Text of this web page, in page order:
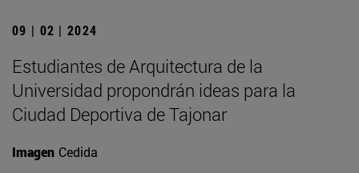
09 | 02 | 2024
Estudiantes de Arquitectura de la
Universidad propondrán ideas para la
Ciudad Deportiva de Tajonar
Imagen Cedida